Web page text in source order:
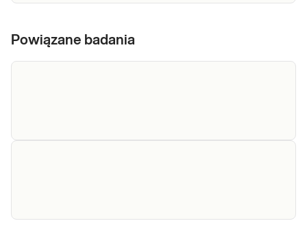
Powiązane badania